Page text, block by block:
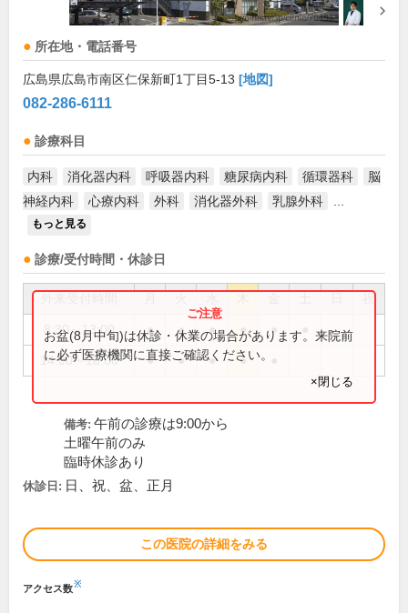
所在地・電話番号
広島県広島市南区仁保新町1丁目5-13 [地図]
082-286-6111
診療科目
内科 消化器内科 呼吸器内科 糖尿病内科 循環器科
脳
神経内科
心療内科 外科 消化器外科 乳腺外科
もっと見る
診療/受付時間・休診日
祝
8:30～13:00 ● ● ● ● ●
14:00～18:00 ● ● ● ●
お盆(8月中旬)は休診・休業の場合があります。来院前
に必ず医療機関に直接ご確認ください。
×閉じる
備考: 午前の診療は9:00から
土曜午前のみ
臨時休診あり
休診日: 日、祝、盆、正月
この医院の詳細をみる
アクセス数※